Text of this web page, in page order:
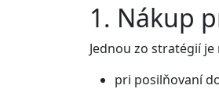
1. Nákup
Jednou zo stratégií
pri posilňovaní